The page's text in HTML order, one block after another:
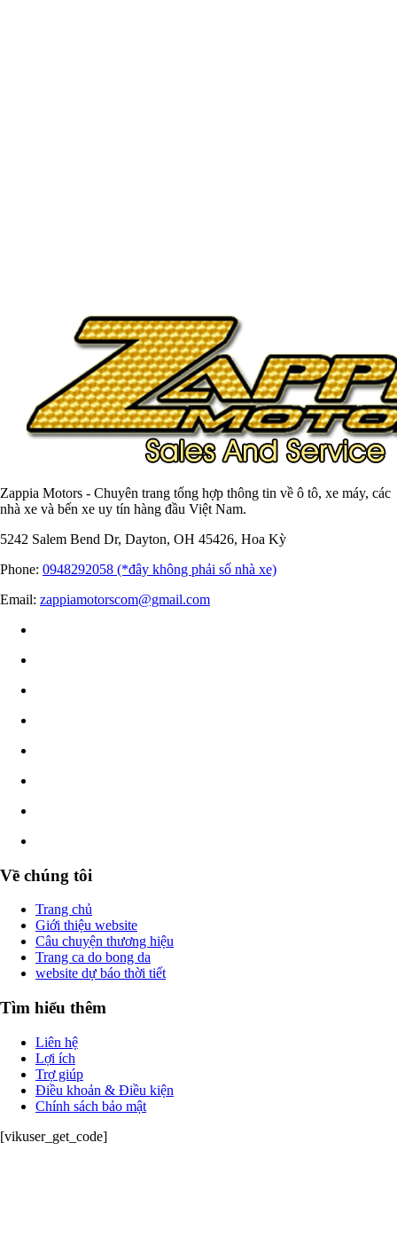
Zappia Motors - Chuyên trang tổng hợp thông tin về ô tô, xe máy, các
nhà xe và bến xe uy tín hàng đầu Việt Nam.
5242 Salem Bend Dr, Dayton, OH 45426, Hoa Kỳ
Phone: 0948292058 (*đây không phải số nhà xe)
Email: zappiamotorscom@gmail.com
Về chúng tôi
Trang chủ
Giới thiệu website
Câu chuyện thương hiệu
Trang ca do bong da
website dự báo thời tiết
Tìm hiểu thêm
Liên hệ
Lợi ích
Trợ giúp
Điều khoản & Điều kiện
Chính sách bảo mật
[vikuser_get_code]